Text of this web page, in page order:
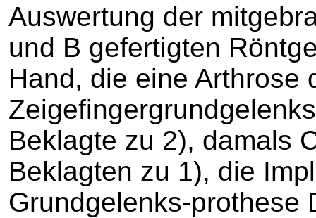
Auswertung der
und B gefertigten
Hand, die eine Arthrose
Beklagte zu 2), damals
Beklagten zu 1), die
Grundgelenks-prothese